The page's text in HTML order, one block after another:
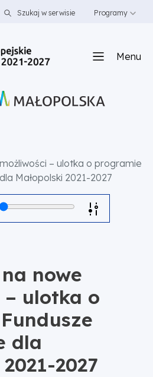
Szukaj w serwisie Programy
Menu
– ulotka o programie
Małopolski 2021-2027
nowe
ulotka o
dla
2027